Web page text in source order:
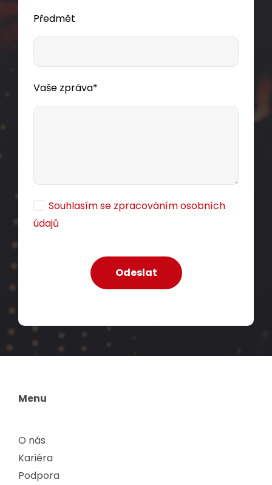
Předmět
Vaše zpráva*
Souhlasím se zpracováním osobních
údajů
Menu
O nás
Kariéra
Podpora